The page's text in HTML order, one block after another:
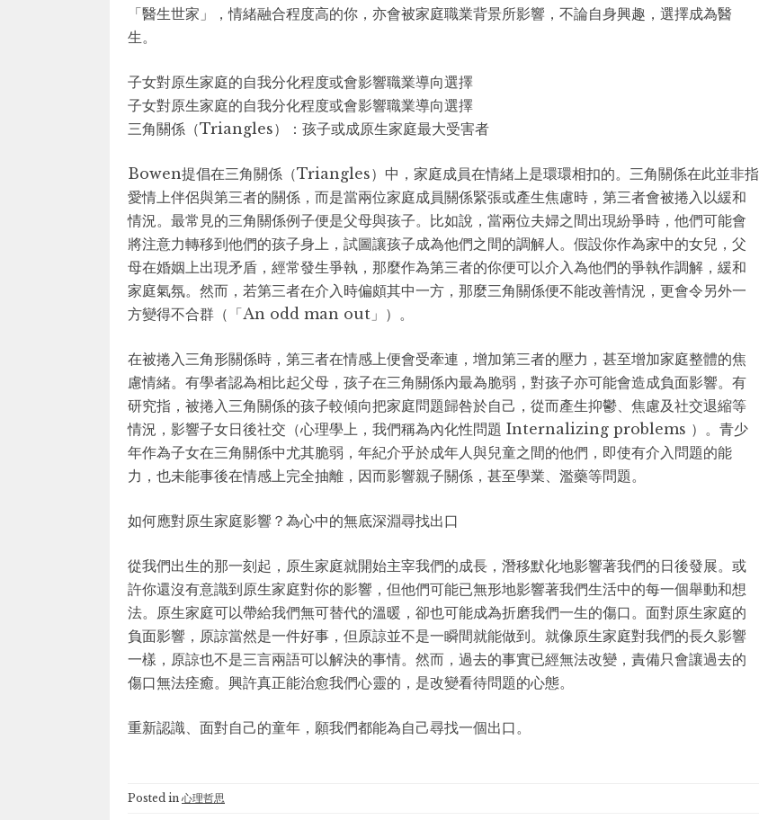
「醫生世家」，情緒融合程度高的你，亦會被家庭職業背景所影響，不論自身興趣，選擇成為醫
生。
子女對原生家庭的自我分化程度或會影響職業導向選擇
子女對原生家庭的自我分化程度或會影響職業導向選擇
三角關係（Triangles）：孩子或成原生家庭最大受害者
Bowen提倡在三角關係（Triangles）中，家庭成員在情緒上是環環相扣的。三角關係在此並非指
愛情上伴侶與第三者的關係，而是當兩位家庭成員關係緊張或產生焦慮時，第三者會被捲入以緩和
情況。最常見的三角關係例子便是父母與孩子。比如說，當兩位夫婦之間出現紛爭時，他們可能會
將注意力轉移到他們的孩子身上，試圖讓孩子成為他們之間的調解人。假設你作為家中的女兒，父
母在婚姻上出現矛盾，經常發生爭執，那麼作為第三者的你便可以介入為他們的爭執作調解，緩和
家庭氣氛。然而，若第三者在介入時偏頗其中一方，那麼三角關係便不能改善情況，更會令另外一
方變得不合群（「An odd man out」）。
在被捲入三角形關係時，第三者在情感上便會受牽連，增加第三者的壓力，甚至增加家庭整體的焦
慮情緒。有學者認為相比起父母，孩子在三角關係內最為脆弱，對孩子亦可能會造成負面影響。有
研究指，被捲入三角關係的孩子較傾向把家庭問題歸咎於自己，從而產生抑鬱、焦慮及社交退縮等
情況，影響子女日後社交（心理學上，我們稱為內化性問題 Internalizing problems ）。青少
年作為子女在三角關係中尤其脆弱，年紀介乎於成年人與兒童之間的他們，即使有介入問題的能
力，也未能事後在情感上完全抽離，因而影響親子關係，甚至學業、濫藥等問題。
如何應對原生家庭影響？為心中的無底深淵尋找出口
從我們出生的那一刻起，原生家庭就開始主宰我們的成長，潛移默化地影響著我們的日後發展。或
許你還沒有意識到原生家庭對你的影響，但他們可能已無形地影響著我們生活中的每一個舉動和想
法。原生家庭可以帶給我們無可替代的溫暖，卻也可能成為折磨我們一生的傷口。面對原生家庭的
負面影響，原諒當然是一件好事，但原諒並不是一瞬間就能做到。就像原生家庭對我們的長久影響
一樣，原諒也不是三言兩語可以解決的事情。然而，過去的事實已經無法改變，責備只會讓過去的
傷口無法痊癒。興許真正能治愈我們心靈的，是改變看待問題的心態。
重新認識、面對自己的童年，願我們都能為自己尋找一個出口。
Posted in 心理哲思